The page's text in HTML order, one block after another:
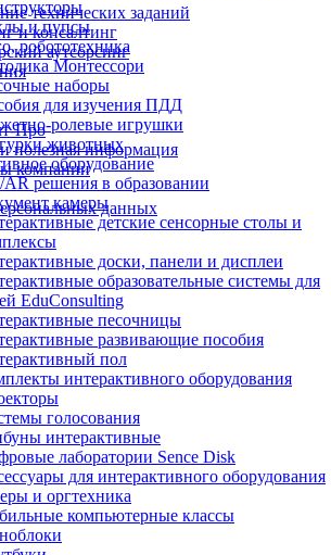
технических заданий
и консалтинг
аутсорсинг
Про
полезная информация
компании
данных
и пупсы
робототехника
Монтессори
наборы
для изучения ПДД
ролевые игрушки
животных
оборудование
решения в образовании
камеры
детские сенсорные столы и
доски, панели и дисплеи
образовательные системы для
EduConsulting
песочницы
развивающие пособия
пол
интерактивного оборудования
голосования
интерактивные
лаборатории Sence Disk
для интерактивного оборудования
и оргтехника
компьютерные классы